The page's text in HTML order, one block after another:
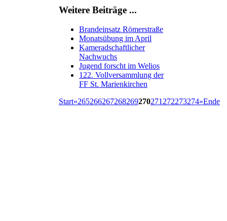
Weitere Beiträge ...
Brandeinsatz Römerstraße
Monatsübung im April
Kameradschaftlicher
Nachwuchs
Jugend forscht im Welios
122. Vollversammlung der
FF St. Marienkirchen
Start«265266267268269270271 272273274»Ende